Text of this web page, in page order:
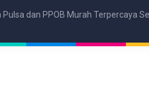
dan PPOB Murah Terpercaya